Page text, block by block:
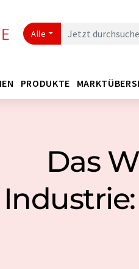
Alle
PRODUKTE
Das